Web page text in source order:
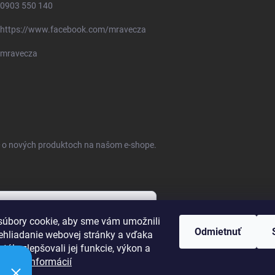
cookie, aby sme vám umožnili
webovej stránky a vďaka
zlepšovali jej funkcie, výkon a
Viac informácií
Odmietnuť
0903 550 140
https://www.facebook.com/mravecza
mravecza
nových produktoch na našom e-shope.
údajov